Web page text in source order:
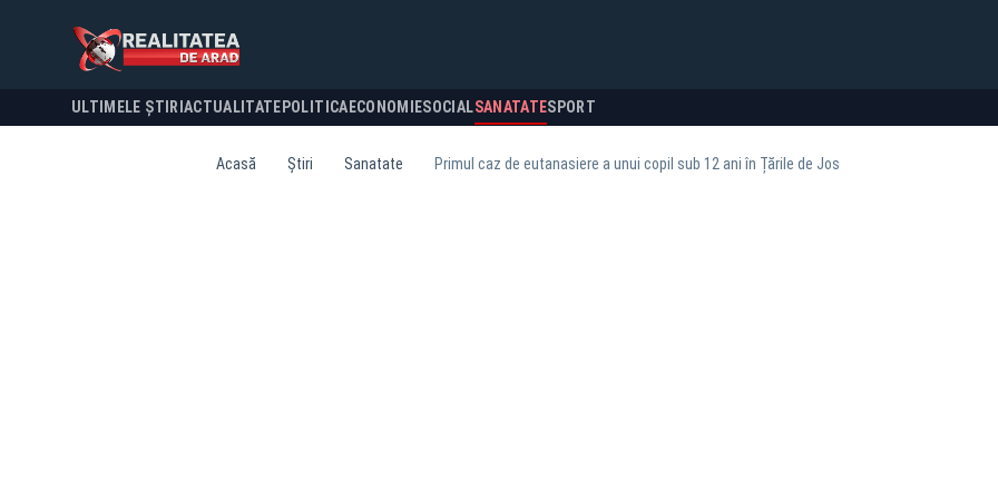
ULTIMELE ȘTIRI ACTUALITATE POLITICA ECONOMIESOCIALSANATATESPORT
Acasă Știri Sanatate Primul caz de eutanasiere a unui copil sub 12 ani în Țările de Jos